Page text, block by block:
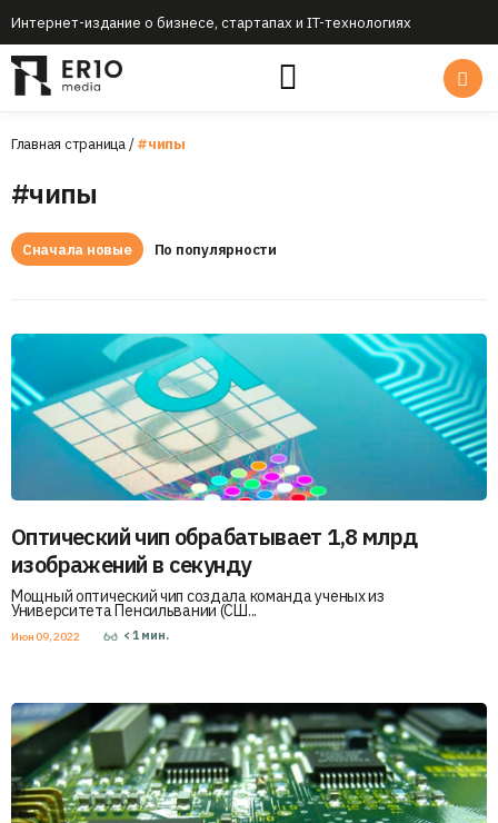
Интернет-издание о бизнесе, стартапах и IT-технологиях
Главная страница/#чипы
#чипы
Сначала новые По популярности
Оптический чип обрабатывает 1,8 млрд
изображений в секунду
Мощный оптический чип создала команда ученых из
Университета Пенсильвании (СШ...
Июн 09, 2022 < 1 мин.